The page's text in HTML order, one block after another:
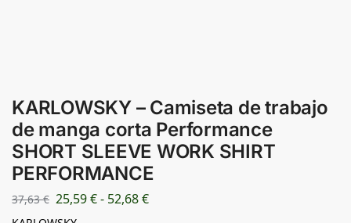
KARLOWSKY – Camiseta de trabajo
de manga corta Performance
SHORT SLEEVE WORK SHIRT
PERFORMANCE
37,63€ 25,59€- 52,68€